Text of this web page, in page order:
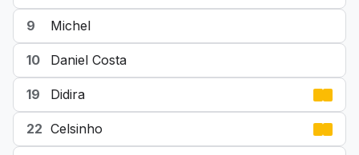
9 Michel
10 Daniel Costa
19 Didira
22 Celsinho